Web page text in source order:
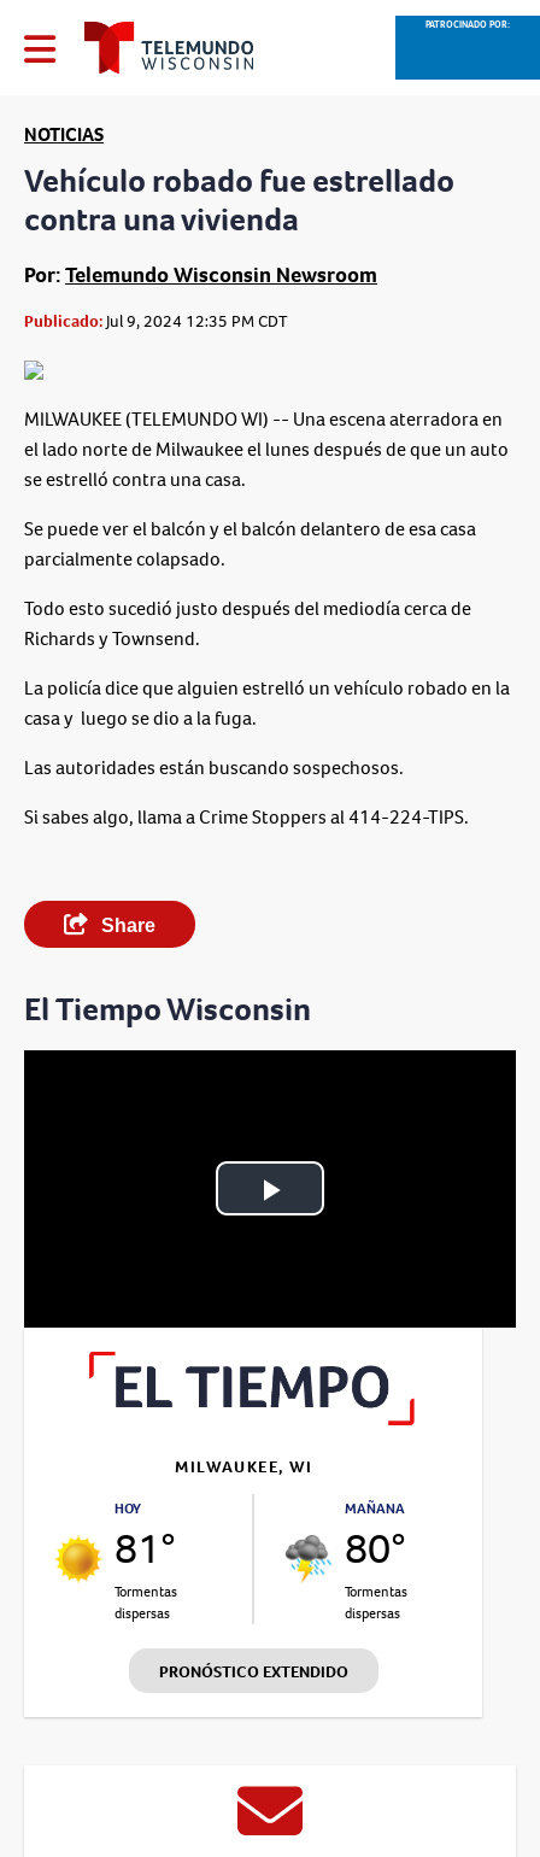
PATROCINADO POR:
NOTICIAS
Vehículo robado fue estrellado
contra una vivienda
Por:Telemundo Wisconsin Newsroom
Publicado:Jul 9, 2024 12:35 PM CDT
MILWAUKEE (TELEMUNDO WI) -- Una escena aterradora en
el lado norte de Milwaukee el lunes después de que un auto
se estrelló contra una casa.
Se puede ver el balcón y el balcón delantero de esa casa
parcialmente colapsado.
Todo esto sucedió justo después del mediodía cerca de
Richards y Townsend.
La policía dice que alguien estrelló un vehículo robado en la
casa y luego se dio a la fuga.
Las autoridades están buscando sospechosos.
Si sabes algo, llama a Crime Stoppers al 414-224-TIPS.
Share
El Tiempo Wisconsin
Play
MILWAUKEE, WI
HOY
81°
Tormentas
dispersas
MAÑANA
80°
Tormentas
dispersas
PRONÓSTICO EXTENDIDO